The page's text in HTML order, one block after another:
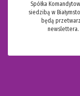
Spółka
siedzibą w
będą
newslettera.